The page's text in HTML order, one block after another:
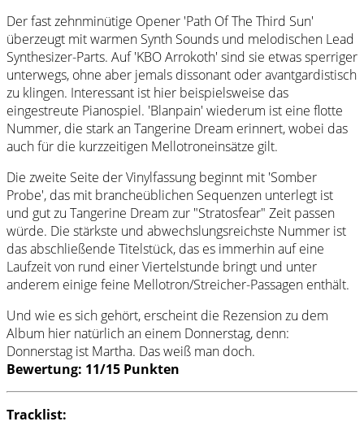
Der fast zehnminütige Opener 'Path Of The Third Sun'
überzeugt mit warmen Synth Sounds und melodischen Lead
Synthesizer-Parts. Auf 'KBO Arrokoth' sind sie etwas sperriger
unterwegs, ohne aber jemals dissonant oder avantgardistisch
zu klingen. Interessant ist hier beispielsweise das
eingestreute Pianospiel. 'Blanpain' wiederum ist eine flotte
Nummer, die stark an Tangerine Dream erinnert, wobei das
auch für die kurzzeitigen Mellotroneinsätze gilt.
Die zweite Seite der Vinylfassung beginnt mit 'Somber
Probe', das mit brancheüblichen Sequenzen unterlegt ist
und gut zu Tangerine Dream zur "Stratosfear" Zeit passen
würde. Die stärkste und abwechslungsreichste Nummer ist
das abschließende Titelstück, das es immerhin auf eine
Laufzeit von rund einer Viertelstunde bringt und unter
anderem einige feine Mellotron/Streicher-Passagen enthält.
Und wie es sich gehört, erscheint die Rezension zu dem
Album hier natürlich an einem Donnerstag, denn:
Donnerstag ist Martha. Das weiß man doch.
Bewertung: 11/15 Punkten
Tracklist: